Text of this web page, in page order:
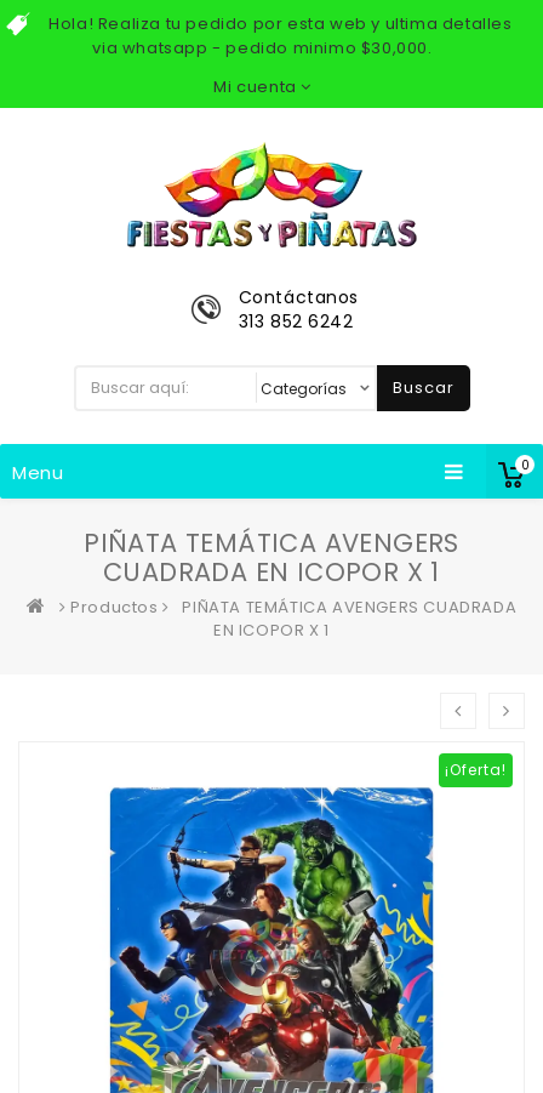
Hola! Realiza tu pedido por esta web y ultima detalles
via whatsapp - pedido minimo $30,000.
Mi cuenta
0
Contáctanos
313 852 6242
Buscar
Menu
PIÑATA TEMÁTICA AVENGERS
CUADRADA EN ICOPOR X 1
Productos
PIÑATA TEMÁTICA AVENGERS CUADRADA
EN ICOPOR X 1
¡Oferta!